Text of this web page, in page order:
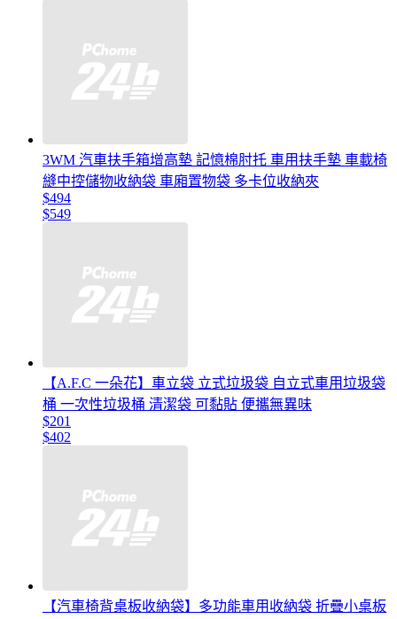
3WM 汽車扶手箱增高墊 記憶棉肘托 車用扶手墊 車載椅
縫中控儲物收納袋 車廂置物袋 多卡位收納夾
$494
$549
【A.F.C 一朵花】車立袋 立式垃圾袋 自立式車用垃圾袋
桶 一次性垃圾桶 清潔袋 可黏貼 便攜無異味
$201
$402
【汽車椅背桌板收納袋】多功能車用收納袋 折疊小桌板